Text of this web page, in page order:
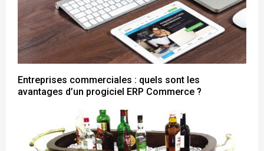
Entreprises commerciales : quels sont les
avantages d’un progiciel ERP Commerce ?